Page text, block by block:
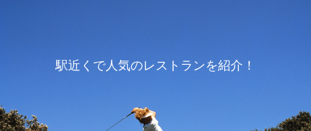
駅近くで人気のレストランを紹介！